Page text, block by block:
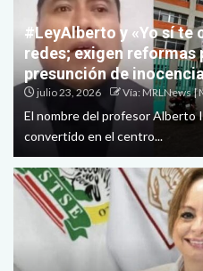
#LeyAlberto y «Yo sí te
redes; exigen reformas
presunción de
julio 23, 2026 Vía: MRLNews |
El nombre del profesor Alberto
convertido en el centro...